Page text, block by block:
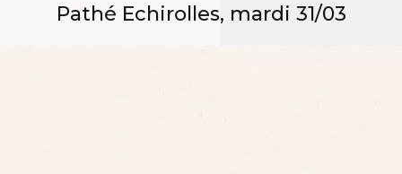
Pathé Echirolles, mardi 31/03